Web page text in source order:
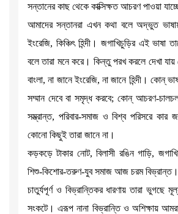
সন্তানের কাছ থেকে কাক্সিক্ষত আচরণ পাওয়া
আমাদের সন্তানরা এখন কথা বলে অদ্ভুত
ইংরেজি, কিঞ্চিৎ হিন্দী। জগাখিচুড়ির এই ভাষা
বলে তারা মনে করে। কিন্তু পরখ করলে দেখা যায়
বাংলা, না জানে ইংরেজি, না জানে হিন্দী। কোন্
সম্মান দেবে বা সমৃদ্ধ করবে; কোন্ আচরণ-
সম্ভ্রান্ত, পরিবার-সমাজ ও বিশ্ব পরিসরে কার
কোনো কিছুই তারা জানে না।
কড়কড়ে টাকার নোট, বিলাসী রঙিন গাড়ি,
শিশু-কিশোর-তরুণ-যুব সমাজ আজ চরম
চাতুর্যপূর্ণ ও বিভ্রান্তিকর ধারণায় তারা ভুগছে
সংকটে। এরূপ নানা বিভ্রান্তি ও অশিক্ষায়